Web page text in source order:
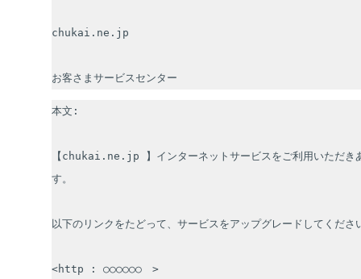
chukai.ne.jp
お客さまサービスセンター
本文:
【chukai.ne.jp 】インターネットサービスをご利用いただき
す。
以下のリンクをたどって、サービスをアップグレードしてくださ
<http : ○○○○○○　>